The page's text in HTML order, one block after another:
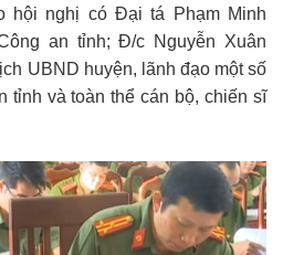
hội nghị có Đại tá Phạm Minh
an tỉnh; Đ/c Nguyễn Xuân
UBND huyện, lãnh đạo một số
tỉnh và toàn thể cán bộ, chiến sĩ